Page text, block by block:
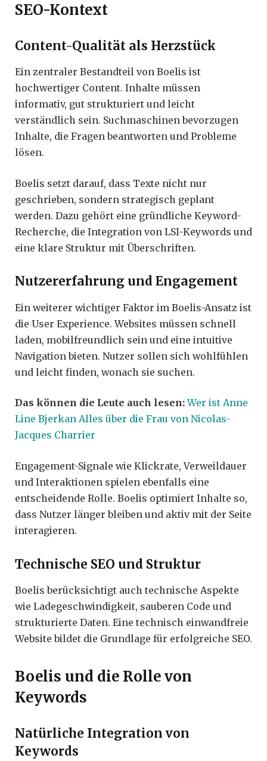
SEO-Kontext
Content-Qualität als Herzstück
Ein zentraler Bestandteil von Boelis ist
hochwertiger Content. Inhalte müssen
informativ, gut strukturiert und leicht
verständlich sein. Suchmaschinen bevorzugen
Inhalte, die Fragen beantworten und Probleme
lösen.
Boelis setzt darauf, dass Texte nicht nur
geschrieben, sondern strategisch geplant
werden. Dazu gehört eine gründliche Keyword-
Recherche, die Integration von LSI-Keywords und
eine klare Struktur mit Überschriften.
Nutzererfahrung und Engagement
Ein weiterer wichtiger Faktor im Boelis-Ansatz ist
die User Experience. Websites müssen schnell
laden, mobilfreundlich sein und eine intuitive
Navigation bieten. Nutzer sollen sich wohlfühlen
und leicht finden, wonach sie suchen.
Das können die Leute auch lesen: Wer ist Anne
Line Bjerkan Alles über die Frau von Nicolas-
Jacques Charrier
Engagement-Signale wie Klickrate, Verweildauer
und Interaktionen spielen ebenfalls eine
entscheidende Rolle. Boelis optimiert Inhalte so,
dass Nutzer länger bleiben und aktiv mit der Seite
interagieren.
Technische SEO und Struktur
Boelis berücksichtigt auch technische Aspekte
wie Ladegeschwindigkeit, sauberen Code und
strukturierte Daten. Eine technisch einwandfreie
Website bildet die Grundlage für erfolgreiche SEO.
Boelis und die Rolle von
Keywords
Natürliche Integration von
Keywords